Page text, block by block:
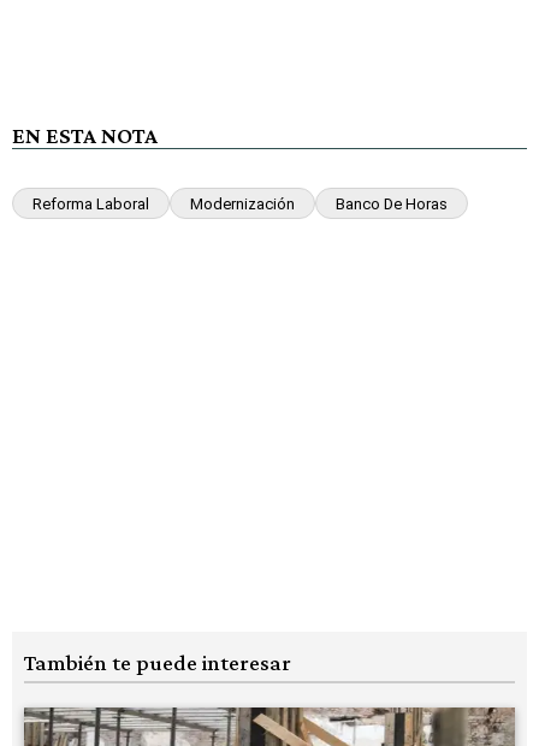
EN ESTA NOTA
Reforma Laboral Modernización Banco De Horas
También te puede interesar